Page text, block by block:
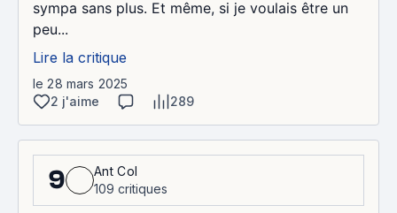
sympa sans plus. Et même, si je voulais être un
peu...
Lire la critique
le 28 mars 2025
2 j'aime
289
9
Ant Col
109 critiques